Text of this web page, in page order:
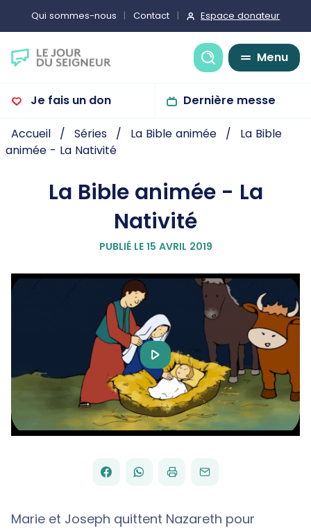
Qui sommes-nous Contact Espace donateur
Recherche
Menu
Je fais un don Dernière messe
Accueil Séries La Bible animée
La Bible
animée - La Nativité
La Bible animée - La
Nativité
PUBLIÉ LE 15 AVRIL 2019
Play
Video
PARTAGER
FACEBOOK
PARTAGER
WHATSAPP
IMPRIMERENVOYER
PAR
EMAIL
Marie et Joseph quittent Nazareth pour